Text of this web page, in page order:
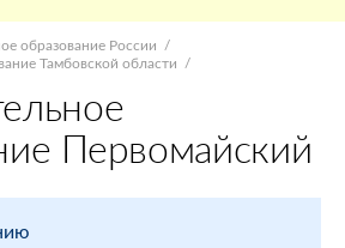
образование России
Тамбовской области
Первомайский